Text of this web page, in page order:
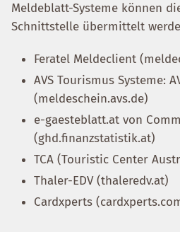
Meldeblatt-Systeme können
Schnittstelle übermittelt
Feratel Meldeclient
AVS Tourismus Systeme:
(meldeschein.avs.de)
e-gaesteblatt.at von
(ghd.finanzstatistik.at)
TCA (Touristic Center
Thaler-EDV (thaleredv.at)
Cardxperts